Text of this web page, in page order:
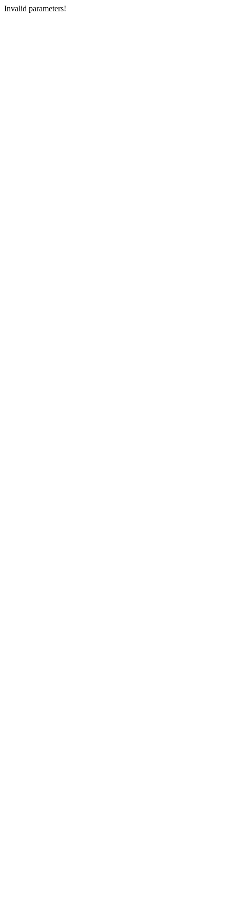
Invalid parameters!